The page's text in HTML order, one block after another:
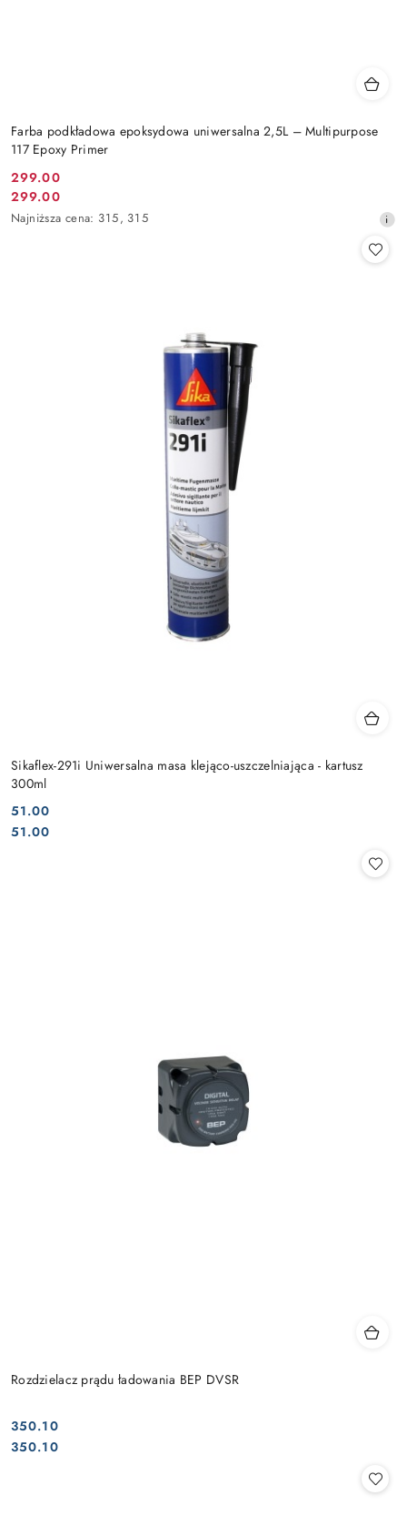
Farba podkładowa epoksydowa uniwersalna 2,5L – Multipurpose
117 Epoxy Primer
Cena
promocyjna:
299.00
Cena
promocyjna:
299.00
Najniższa
Najniższa cena: 315, 315
Sikaflex-291i Uniwersalna masa klejąco-uszczelniająca - kartusz
300ml
Cena:
51.00
Cena:
51.00
Rozdzielacz prądu ładowania BEP DVSR
Cena:
350.10
Cena:
350.10